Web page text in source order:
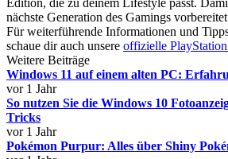
Edition, die zu deinem Lifestyle passt.
nächste Generation des Gamings
Für weiterführende Informationen und
schaue dir auch unsere offizielle
Weitere Beiträge
Windows 11 auf einem alten PC:
vor 1 Jahr
So nutzen Sie die Windows 10
Tricks
vor 1 Jahr
Pokémon Purpur: Alles über Shiny